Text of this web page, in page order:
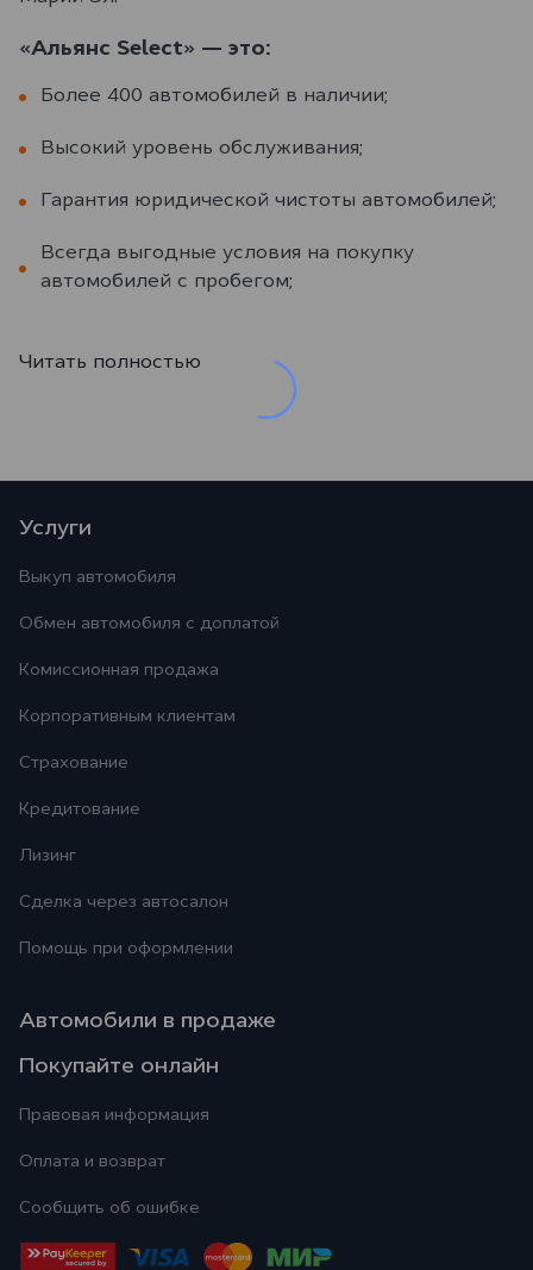
«Альянс Select» — это:
Более 400 автомобилей в наличии;
Высокий уровень обслуживания;
Гарантия юридической чистоты автомобилей;
Всегда выгодные условия на покупку
автомобилей с пробегом;
Читать полностью
Автомобили в продаже
Покупайте онлайн
Правовая информация
Оплата и возврат
Сообщить об ошибке
Услуги
Выкуп автомобиля
Обмен автомобиля с доплатой
Комиссионная продажа
Корпоративным клиентам
Страхование
Кредитование
Лизинг
Сделка через автосалон
Помощь при оформлении